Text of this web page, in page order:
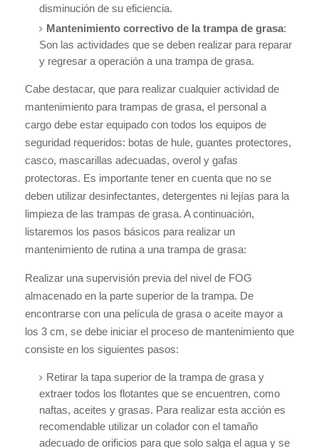
disminución de su eficiencia.
Mantenimiento correctivo de la trampa de grasa:
Son las actividades que se deben realizar para reparar
y regresar a operación a una trampa de grasa.
Cabe destacar, que para realizar cualquier actividad de
mantenimiento para trampas de grasa, el personal a
cargo debe estar equipado con todos los equipos de
seguridad requeridos: botas de hule, guantes protectores,
casco, mascarillas adecuadas, overol y gafas
protectoras. Es importante tener en cuenta que no se
deben utilizar desinfectantes, detergentes ni lejías para la
limpieza de las trampas de grasa. A continuación,
listaremos los pasos básicos para realizar un
mantenimiento de rutina a una trampa de grasa:
Realizar una supervisión previa del nivel de FOG
almacenado en la parte superior de la trampa. De
encontrarse con una película de grasa o aceite mayor a
los 3 cm, se debe iniciar el proceso de mantenimiento que
consiste en los siguientes pasos:
Retirar la tapa superior de la trampa de grasa y
extraer todos los flotantes que se encuentren, como
naftas, aceites y grasas. Para realizar esta acción es
recomendable utilizar un colador con el tamaño
adecuado de orificios para que solo salga el agua y se